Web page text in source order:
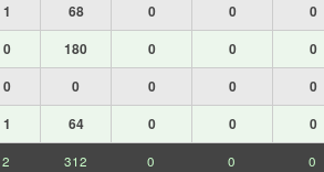
1 68 0 0 0
0 180 0 0 0
0 0 0 0 0
1 64 0 0 0
2 312 0 0 0